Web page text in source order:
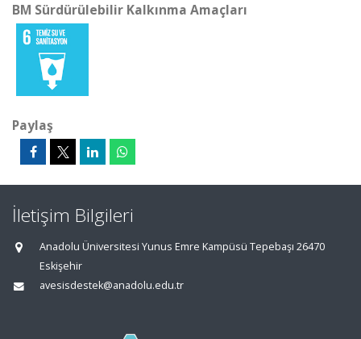
BM Sürdürülebilir Kalkınma Amaçları
Paylaş
İletişim Bilgileri
Anadolu Üniversitesi Yunus Emre Kampüsü Tepebaşı 26470
Eskişehir
avesisdestek@anadolu.edu.tr